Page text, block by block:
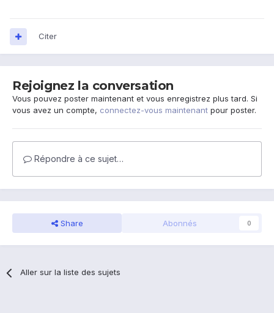
Citer
Rejoignez la conversation
Vous pouvez poster maintenant et vous enregistrez plus tard. Si
vous avez un compte, connectez-vous maintenant pour poster.
Répondre à ce sujet…
Share Abonnés 0
Aller sur la liste des sujets